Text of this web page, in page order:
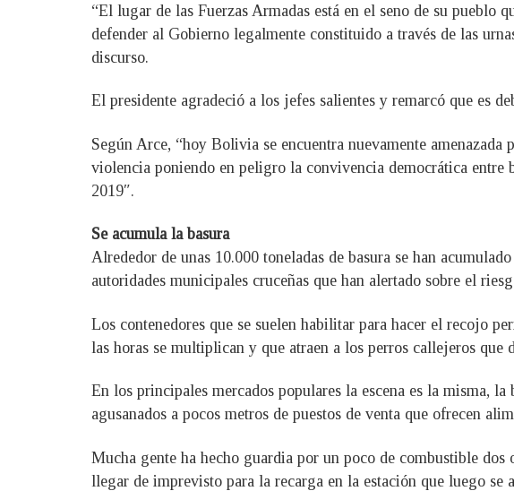
“El lugar de las Fuerzas Armadas está en el seno de su
defender al Gobierno legalmente constituido a través de las
discurso.
El presidente agradeció a los jefes salientes y remarcó que es
Según Arce, “hoy Bolivia se encuentra nuevamente
violencia poniendo en peligro la convivencia democrática entre
2019″.
Se acumula la basura
Alrededor de unas 10.000 toneladas de basura se han
autoridades municipales cruceñas que han alertado sobre el
Los contenedores que se suelen habilitar para hacer el recojo
las horas se multiplican y que atraen a los perros callejeros que
En los principales mercados populares la escena es la misma,
agusanados a pocos metros de puestos de venta que ofrecen
Mucha gente ha hecho guardia por un poco de combustible
llegar de imprevisto para la recarga en la estación que luego se